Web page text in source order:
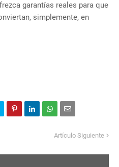
garantías reales para que
simplemente, en
Artículo Siguiente